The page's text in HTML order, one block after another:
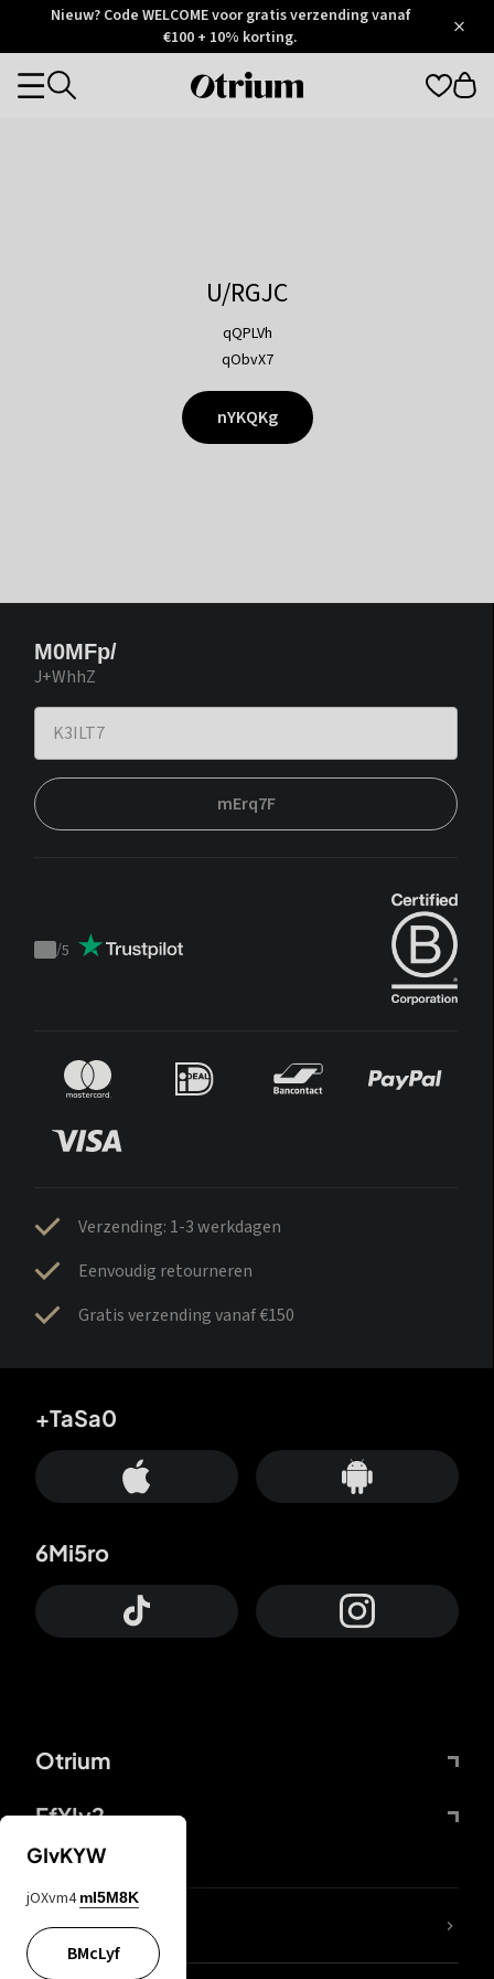
Otrium
Trustpilot
Nieuw? Code WELCOME voor gratis verzending vanaf
€100 + 10% korting.
Otrium
Categories
U/RGJC
qQPLVh
qObvX7
nYKQKg
M0MFp/
J+WhhZ
mErq7F
Trustpilot
/5
Verzending: 1-3 werkdagen
Eenvoudig retourneren
Gratis verzending vanaf €150
Otrium
FfYIy2
+TaSa0
6Mi5ro
KIjvtr
GIvKYW
jOXvm4 mI5M8K
BMcLyf